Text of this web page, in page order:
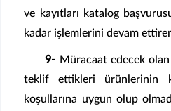
ve kayıtları katalog
kadar işlemlerini devam
9- Müracaat edecek
teklif ettikleri ürünlerinin
koşullarına uygun olup